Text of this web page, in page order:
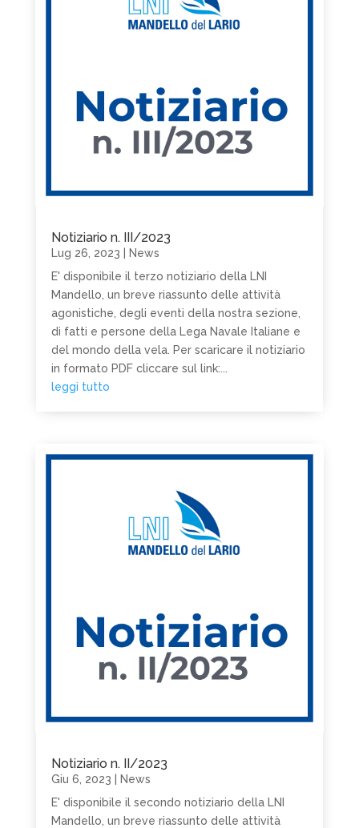
Notiziario n. III/2023
Lug 26, 2023
News
E' disponibile il terzo notiziario della LNI
Mandello, un breve riassunto delle attività
agonistiche, degli eventi della nostra sezione,
di fatti e persone della Lega Navale Italiane e
del mondo della vela. Per scaricare il notiziario
in formato PDF cliccare sul link:...
leggi tutto
Notiziario n. II/2023
Giu 6, 2023
News
E' disponibile il secondo notiziario della LNI
Mandello, un breve riassunto delle attività